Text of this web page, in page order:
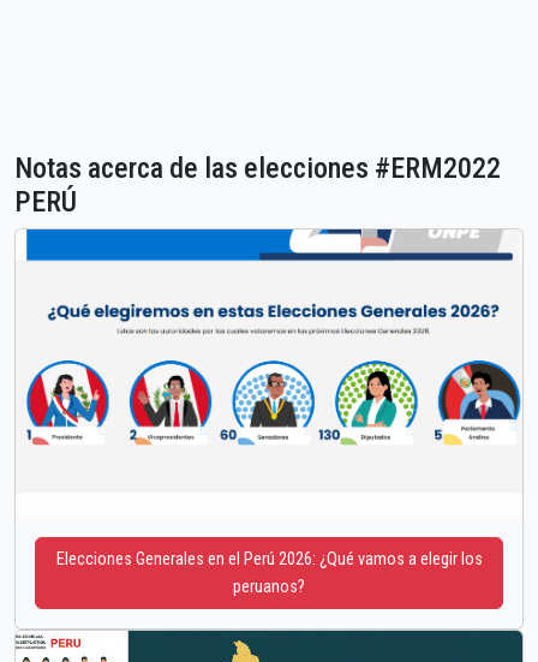
Notas acerca de las elecciones #ERM2022
PERÚ
Elecciones Generales en el Perú 2026: ¿Qué vamos a elegir los
peruanos?